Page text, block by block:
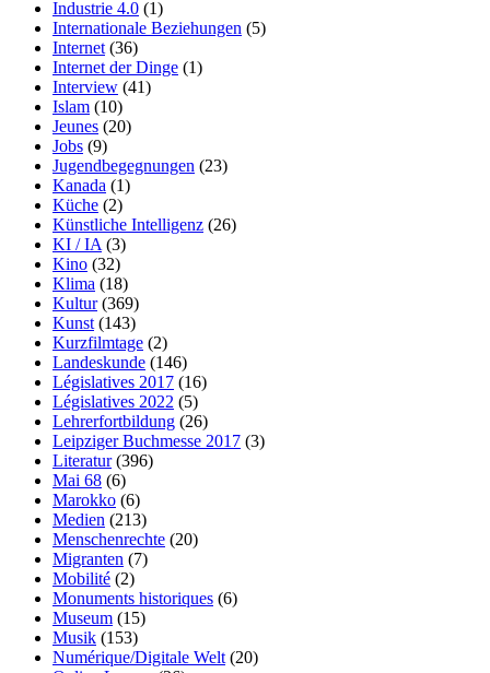
Industrie 4.0 (1)
Internationale Beziehungen (5)
Internet (36)
Internet der Dinge (1)
Interview (41)
Islam (10)
Jeunes (20)
Jobs (9)
Jugendbegegnungen (23)
Kanada (1)
Küche (2)
Künstliche Intelligenz (26)
KI / IA (3)
Kino (32)
Klima (18)
Kultur(369)
Kunst (143)
Kurzfilmtage (2)
Landeskunde (146)
Législatives 2017 (16)
Législatives 2022 (5)
Lehrerfortbildung (26)
Leipziger Buchmesse 2017 (3)
Literatur(396)
Mai 68 (6)
Marokko (6)
Medien (213)
Menschenrechte (20)
Migranten (7)
Mobilité (2)
Monuments historiques (6)
Museum (15)
Musik (153)
Numérique/Digitale Welt (20)